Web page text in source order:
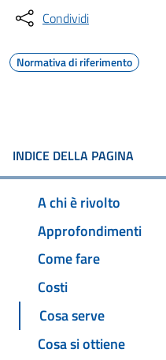
Condividi
Normativa di riferimento
INDICE DELLA PAGINA
A chi è rivolto
Approfondimenti
Come fare
Costi
Cosa serve
Cosa si ottiene